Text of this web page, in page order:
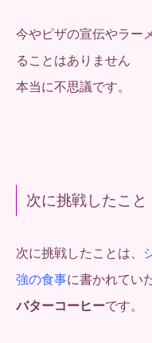
今やピザの宣伝やラー
ることはありません
本当に不思議です。
次に挑戦したこと
次に挑戦したことは、
強の食事に書かれてい
バターコーヒーです。